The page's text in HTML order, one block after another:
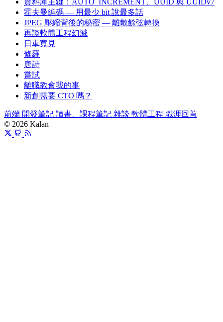
資料庫主鍵：AUTO_INCREMENT、UUID 與 UUIDv7
霍夫曼編碼 — 用最少 bit 說最多話
JPEG 壓縮背後的秘密 — 離散餘弦轉換
再談軟體工程幻滅
日車寬見
修羅
唐詩
嘗試
離職教會我的事
新創需要 CTO 嗎？
前端 開發筆記 讀書、課程筆記 雜談 軟體工程 職涯回首
© 2026 Kalan